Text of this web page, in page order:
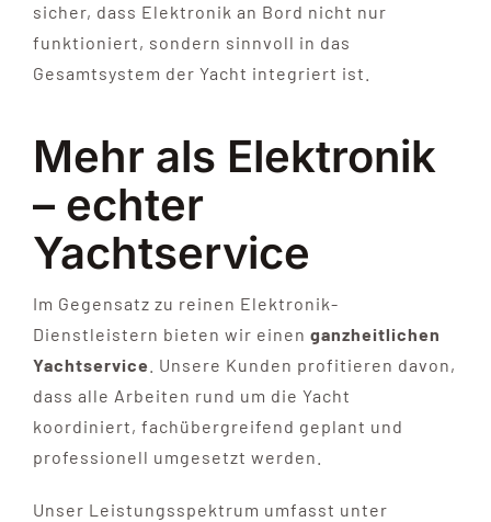
sicher, dass Elektronik an Bord nicht nur
funktioniert, sondern sinnvoll in das
Gesamtsystem der Yacht integriert ist.
Mehr als Elektronik
– echter
Yachtservice
Im Gegensatz zu reinen Elektronik-
Dienstleistern bieten wir einen ganzheitlichen
Yachtservice
. Unsere Kunden profitieren davon,
dass alle Arbeiten rund um die Yacht
koordiniert, fachübergreifend geplant und
professionell umgesetzt werden.
Unser Leistungsspektrum umfasst unter